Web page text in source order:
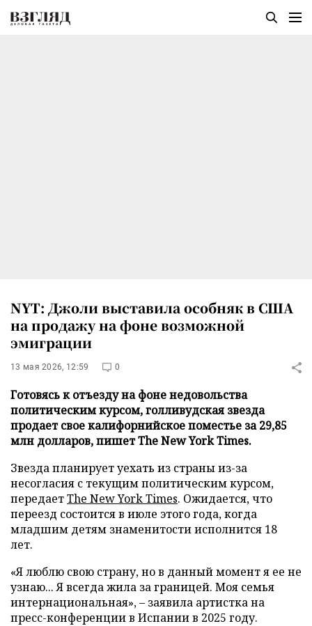
NYT: Джоли выставила особняк в США
на продажу на фоне возможной
эмиграции
13 мая 2026, 12:59 0
Готовясь к отъезду на фоне недовольства
политическим курсом, голливудская звезда
продает свое калифорнийское поместье за 29,85
млн долларов, пишет The New York Times.
Звезда планирует уехать из страны из-за
несогласия с текущим политическим курсом,
передаетThe New York Times. Ожидается, что
переезд состоится в июле этого года, когда
младшим детям знаменитости исполнится 18
лет.
«Я люблю свою страну, но в данный момент я ее не
узнаю... Я всегда жила за границей. Моя семья
интернациональная», – заявила артистка на
пресс-конференции в Испании в 2025 году.